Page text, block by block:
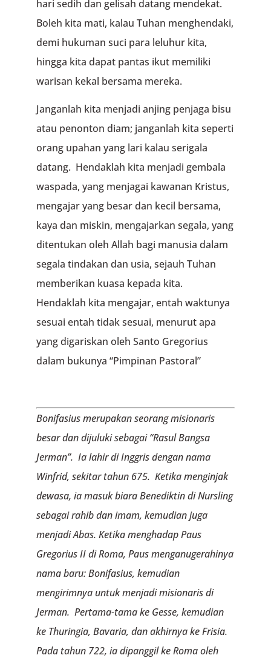
hari sedih dan gelisah datang mendekat.
Boleh kita mati, kalau Tuhan menghendaki,
demi hukuman suci para leluhur kita,
hingga kita dapat pantas ikut memiliki
warisan kekal bersama mereka.
Janganlah kita menjadi anjing penjaga bisu
atau penonton diam; janganlah kita seperti
orang upahan yang lari kalau serigala
datang. Hendaklah kita menjadi gembala
waspada, yang menjagai kawanan Kristus,
mengajar yang besar dan kecil bersama,
kaya dan miskin, mengajarkan segala, yang
ditentukan oleh Allah bagi manusia dalam
segala tindakan dan usia, sejauh Tuhan
memberikan kuasa kepada kita.
Hendaklah kita mengajar, entah waktunya
sesuai entah tidak sesuai, menurut apa
yang digariskan oleh Santo Gregorius
dalam bukunya “Pimpinan Pastoral”
Bonifasius merupakan seorang misionaris
besar dan dijuluki sebagai “Rasul Bangsa
Jerman”. Ia lahir di Inggris dengan nama
Winfrid, sekitar tahun 675. Ketika menginjak
dewasa, ia masuk biara Benediktin di Nursling
sebagai rahib dan imam, kemudian juga
menjadi Abas. Ketika menghadap Paus
Gregorius II di Roma, Paus menganugerahinya
nama baru: Bonifasius, kemudian
mengirimnya untuk menjadi misionaris di
Jerman. Pertama-tama ke Gesse, kemudian
ke Thuringia, Bavaria, dan akhirnya ke Frisia.
Pada tahun 722, ia dipanggil ke Roma oleh